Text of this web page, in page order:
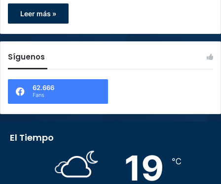
Leer más »
Síguenos
62.666
Fans
El Tiempo
19 ℃